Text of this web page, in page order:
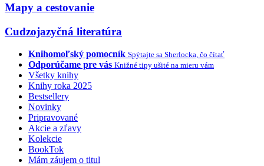
Mapy a cestovanie
Cudzojazyčná literatúra
Knihomoľský pomocník Spýtajte sa Sherlocka, čo čítať
Odporúčame pre vás Knižné tipy ušité na mieru vám
Všetky knihy
Knihy roka 2025
Bestsellery
Novinky
Pripravované
Akcie a zľavy
Kolekcie
BookTok
Mám záujem o titul